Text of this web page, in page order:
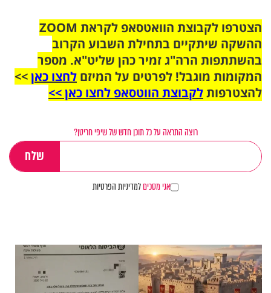
הצטרפו לקבוצת הוואטסאפ לקראת ZOOM
ההשקה שיתקיים בתחילת השבוע הקרוב
בהשתתפות הרה"ג זמיר כהן שליט"א. מספר
המקומות מוגבל! לפרטים על המיזם לחצו כאן>>
להצטרפותלקבוצת הווטסאפ לחצו כאן >>
רוצה התראה על כל תוכן חדש של שיפי חריטן?
אני מסכיםלמדיניות הפרטיות